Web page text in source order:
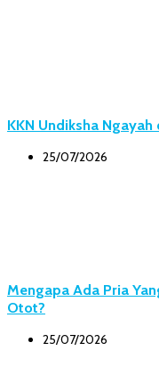
KKN Undiksha
25/07/2026
Mengapa Ada Pria
Otot?
25/07/2026